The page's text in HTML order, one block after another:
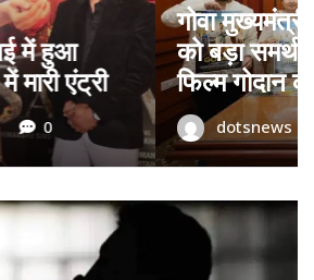
प्रमोद सावंत का ‘गोदान’
पोस्टर विमोचन कर मथुरा से
का बढ़ाया मान!
जनवरी 9, 2026 0